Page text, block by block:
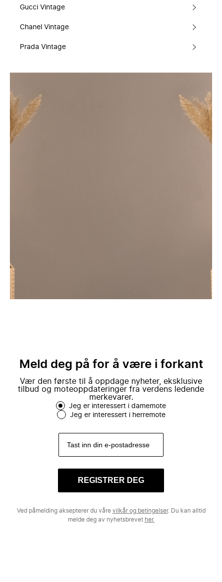
Gucci Vintage
Chanel Vintage
Prada Vintage
Meld deg på for å være i forkant
Vær den første til å oppdage nyheter, eksklusive
tilbud og moteoppdateringer fra verdens ledende
merkevarer.
Jeg er interessert i damemote
Jeg er interessert i herremote
REGISTRER DEG
Ved påmelding aksepterer du våre vilkår og betingelser. Du kan alltid
melde deg av nyhetsbrevet her.